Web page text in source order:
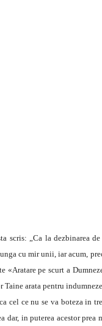
„Ca la dezbinarea
cu mir unii, iar acum,
«Aratare pe scurt a
Taine arata pentru
cel ce nu se va boteza in
dar, in puterea acestor prea